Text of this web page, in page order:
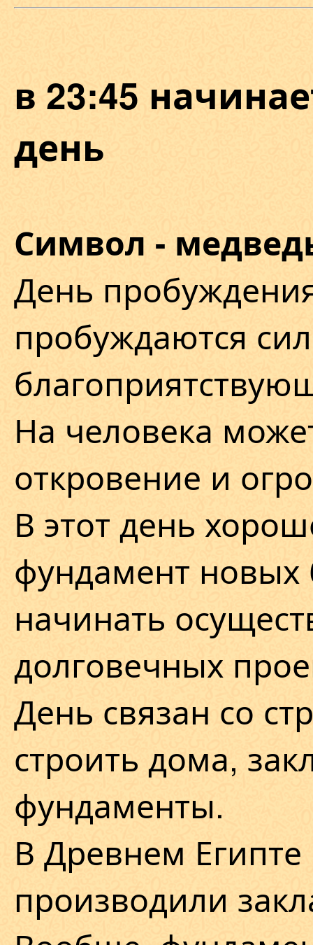
в 23:45
день
Символ -
День
пробуждаются
На человека
откровение и
В этот день
фундамент
начинать
долговечных
День связан со
строить дома,
фундаменты.
В Древнем Египте
производили